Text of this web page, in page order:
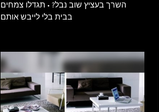
השרך בעציץ שוב נבל? • תגדלו צמחים
בבית בלי לייבש אותם